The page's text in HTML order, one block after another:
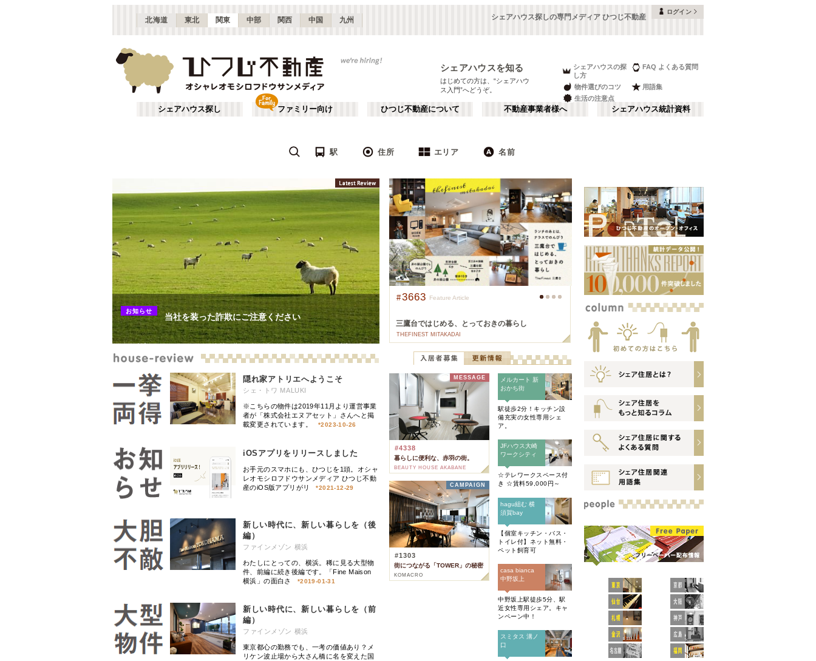
北海道 東北 関東 中部 関西 中国 九州 シェアハウス探しの専門メディア ひつじ不動産
ログイン
シェアハウスを知る
はじめての方は、“シェアハウ
ス入門”へどうぞ。
シェアハウスの探
し方
FAQ よくある質問
物件選びのコツ
用語集
生活の注意点
シェアハウス探し ファミリー向け ひつじ不動産について 不動産事業者様へ シェアハウス統計資料
駅 住所 エリア 名前
JR 地下鉄 私鉄
JR常磐線(取手～いわき) JR東北本線(黒磯～利府・盛岡) JR東海道本線(東京～熱海) (63) JR山手線 (261)
JR南武線 10) JR武蔵野線 ( JR横浜線
JR根岸線 (44 JR横須賀線 (86 ) JR相模線 (12) JR中央本線(東京～塩尻)
JR中央線(快速) (210) JR中央・総武線 (304) JR総武本線 (54) JR青梅線 10
JR五日市線 (1) JR八高線(八王子～高麗川) (5) JR八高線(高麗川～高崎) 48)
JR常磐線(上野～取手) (86) JR埼京線 126 46)
JR外房線 (15) JR内房線 16) JR京葉線 ( 22
JR成田エクスプレス (83) JR京浜東北線 (258) JR湘南新宿ライン JR烏山線 )
上野東京ライン 12) 東海道新幹線 ( 10) 東北新幹線 (19 上越新幹線
山形新幹線 (19) 秋田新幹線 19 北陸新幹線 (16)
東京 神奈川 千葉 埼玉 栃木 茨城 群馬
東京 世田谷区 111 杉並区 (96) 板橋区 )
大田区 (84 豊島区 (63 中野区
足立区 56) 練馬区 (53) 渋谷区 53 ) 目黒区
台東区 (43 江戸川区 (42 北区 39) 品川区
荒川区 (30) 葛飾区 (30 ) 江東区
文京区 (25) 墨田区 24
調布市 (14 ) 武蔵野市 ( 14) 小平市 (10)
千代田区 (8) 立川市 (7) 小金井市 (6) 町田市
国立市 (3 ) 西東京市 (3) 東久留米市 (2) 日野市
狛江市 (2) 昭島市 (1 福生市 (1) 東村山市
武蔵村山市 (1) 大島町 ( 1 )
115 新宿・中野 187 池袋・赤羽 290) 品川・蒲田 (148)
上野・北千住 下北沢・吉祥寺 203 ) 飯田橋・四谷 赤坂・大手町 (35)
銀座・門前仲町 62 ) 錦糸町・押上 112 自由が丘・二子玉川 (74) 調布・立川 88)
横浜・菊名 190 川崎・武蔵小杉 新百合ヶ丘・たまプラーザ (69) 湘南・鎌倉 (60)
千葉 埼玉 82) 群馬 (2 栃木
茨城 ( 3) 東京その他 ( )
か行 が行
さ行
ざ行
た行 だ行
な行
ぱ行
ま行
わ行
お知らせ
当社を装った詐欺にご注意ください
れないよう、十分にご注意ください。既に警察より犯人逮捕の連絡を受けております
隠れ家アトリエへようこそ
シェ・トワ MALUKI
※こちらの物件は2019年11月より運営事業
者が「株式会社エヌアセット」さんへと掲
載変更されています。
*2023-10-26
iOSアプリをリリースしました
お手元のスマホにも、ひつじを1頭。オシャ
レオモシロフドウサンメディア ひつじ不動
産のiOS版アプリがリ
*2021-12-29
新しい時代に、新しい暮らしを（後
編）
ファインメゾン 横浜
わたしにとっての、横浜。稀に見る大型物
件、前編に続き後編です。「Fine Maison
横浜」の面白さ
*2019-01-31
新しい時代に、新しい暮らしを（前
編）
ファインメゾン 横浜
東京都心の勤務でも、一考の価値あり？メ
リケン波止場から大さん橋に名を変えた国
#1628 Feature Article
あの人の恵比寿スタイル
FINEMAISON EBISU
#3663 Feature Article
三鷹台ではじめる、とっておきの暮らし
THEFINEST MITAKADAI
3131
元町山手とWonderland
FINE MAISON YOKOHAMA
MESSAGE
#4338
暮らしに便利な、赤羽の街。
BEAUTY HOUSE AKABANE
CAMPAIGN
#1303
街につながる「TOWER」の秘密
KOMACRO
メルカート 新
おかち街
駅徒歩2分！キッチン設
備充実の女性専用シェ
ア。
JFハウス大崎
ワークシティ
☆テレワークスペース付
き ☆賃料59,000円～
hagu組む 横
須賀bay
【個室キッチン・バス・
トイレ付】ネット無料・
ペット飼育可
casa bianca
中野坂上
中野坂上駅徒歩5分、駅
近女性専用シェア。キャ
ンペーン中！
スミタス 溝ノ
口